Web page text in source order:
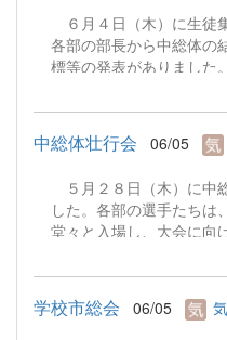
６月４日（木）に生徒
各部の部長から中総体の
標等の発表がありました
の健康に関する発表があ
は地区中体連陸上大会、
行事が続きます。それぞ
を高め、行事の成功につ
います。
中総体壮行会 06/05
５月２８日（木）に中
した。各部の選手たちは
堂々と入場し、大会に向
れ、学校全体が中総体に
間となりました。また、
が３年生に向けた応援メ
学校市総会 06/05